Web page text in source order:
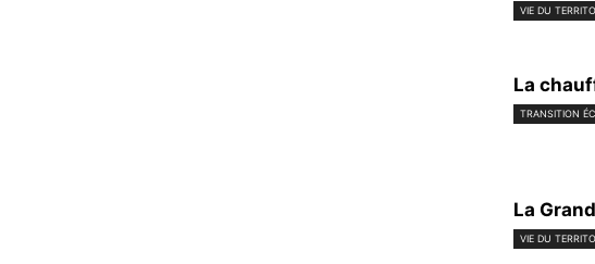
VIE DU
La
TRANSITION
La
VIE DU